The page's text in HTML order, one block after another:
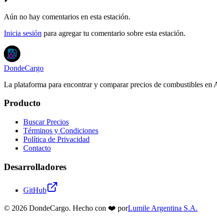
Aún no hay comentarios en esta estación.
Inicia sesión para agregar tu comentario sobre esta estación.
DondeCargo
La plataforma para encontrar y comparar precios de combustibles en
Producto
Buscar Precios
Términos y Condiciones
Política de Privacidad
Contacto
Desarrolladores
GitHub
© 2026 DondeCargo. Hecho con ❤️ porLumile Argentina S.A.